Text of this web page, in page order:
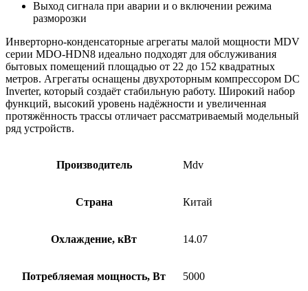
Выход сигнала при аварии и о включении режима
разморозки
Инверторно-конденсаторные агрегаты малой мощности MDV
серии MDO-HDN8 идеально подходят для обслуживания
бытовых помещений площадью от 22 до 152 квадратных
метров. Агрегаты оснащены двухроторным компрессором DC
Inverter, который создаёт стабильную работу. Широкий набор
функций, высокий уровень надёжности и увеличенная
протяжённость трассы отличает рассматриваемый модельный
ряд устройств.
Производитель Mdv
Страна Китай
Охлаждение, кВт 14.07
Потребляемая мощность, Вт 5000